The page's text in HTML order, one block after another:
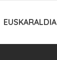
EUSKARALDIA